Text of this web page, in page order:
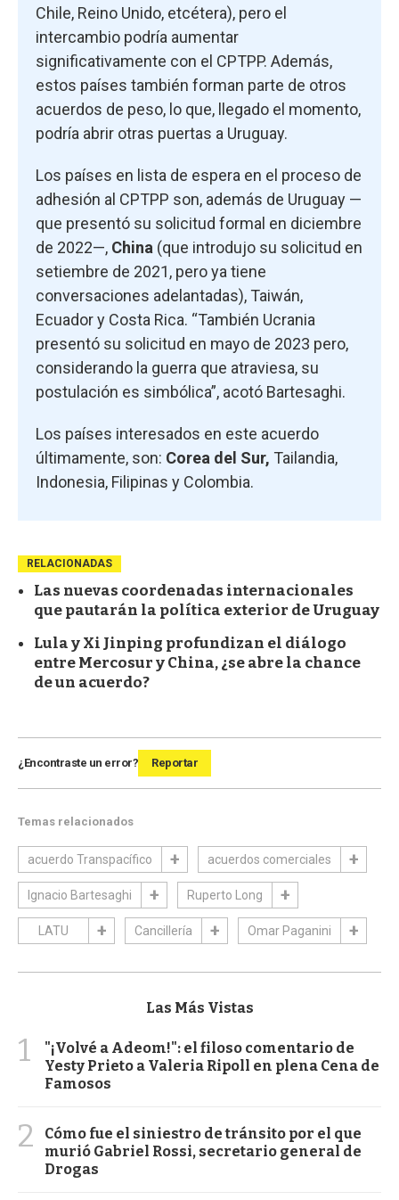
Chile, Reino Unido, etcétera), pero el
intercambio podría aumentar
significativamente con el CPTPP. Además,
estos países también forman parte de otros
acuerdos de peso, lo que, llegado el momento,
podría abrir otras puertas a Uruguay.
Los países en lista de espera en el proceso de
adhesión al CPTPP son, además de Uruguay —
que presentó su solicitud formal en diciembre
de 2022—, China (que introdujo su solicitud en
setiembre de 2021, pero ya tiene
conversaciones adelantadas), Taiwán,
Ecuador y Costa Rica. “También Ucrania
presentó su solicitud en mayo de 2023 pero,
considerando la guerra que atraviesa, su
postulación es simbólica”, acotó Bartesaghi.
Los países interesados en este acuerdo
últimamente, son: Corea del Sur, Tailandia,
Indonesia, Filipinas y Colombia.
RELACIONADAS
Las nuevas coordenadas internacionales
que pautarán la política exterior de Uruguay
Lula y Xi Jinping profundizan el diálogo
entre Mercosur y China, ¿se abre la chance
de un acuerdo?
¿Encontraste un error? Reportar
Temas relacionados
acuerdo Transpacífico acuerdos comerciales
Ignacio Bartesaghi Ruperto Long
LATU Cancillería Omar Paganini
Las Más Vistas
1
"¡Volvé a Adeom!": el filoso comentario de
Yesty Prieto a Valeria Ripoll en plena Cena de
Famosos
2
Cómo fue el siniestro de tránsito por el que
murió Gabriel Rossi, secretario general de
Drogas